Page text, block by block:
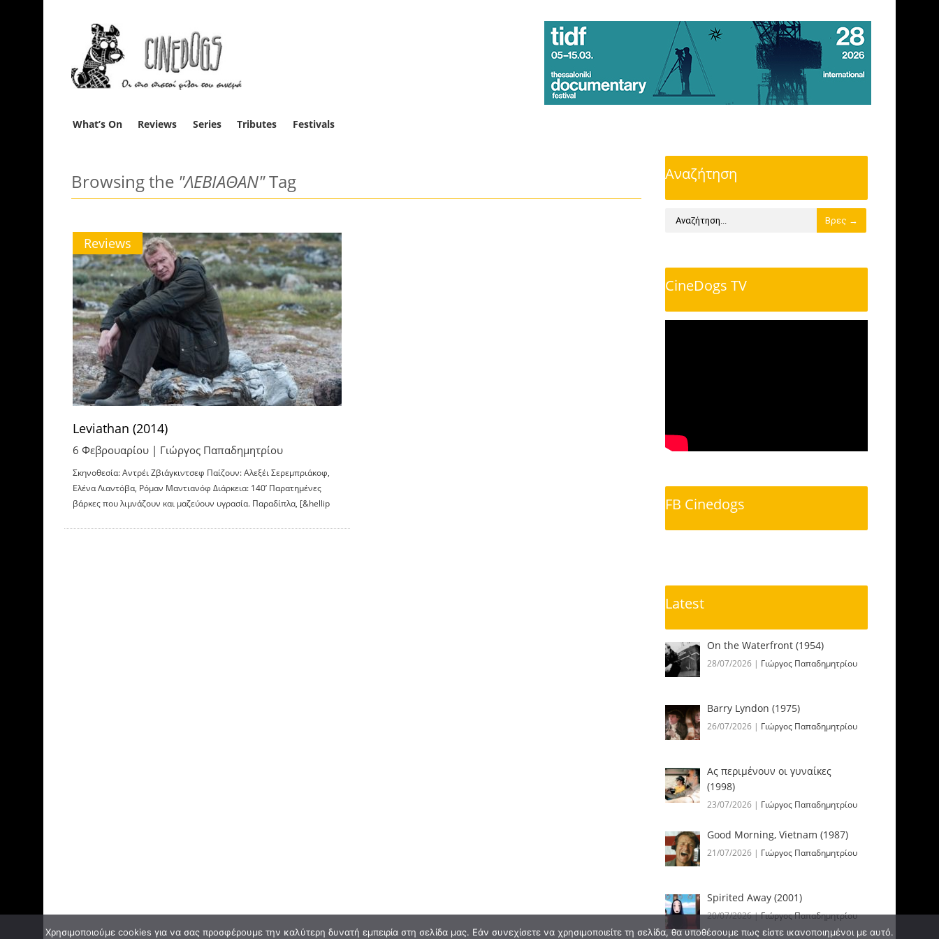
What’s On Reviews Series Tributes Festivals
Browsing the "ΛΕΒΙΑΘΑΝ"Tag
Reviews
Leviathan (2014)
6 Φεβρουαρίου | Γιώργος Παπαδημητρίου
Σκηνοθεσία: Αντρέι Ζβιάγκιντσεφ Παίζουν: Αλεξέι Σερεμπριάκοφ,
Ελένα Λιαντόβα, Ρόμαν Μαντιανόφ Διάρκεια: 140’ Παρατημένες
βάρκες που λιμνάζουν και μαζεύουν υγρασία. Παραδίπλα, [&hellip
Αναζήτηση
CineDogs TV
FB Cinedogs
Latest
On the Waterfront (1954)
28/07/2026 | Γιώργος Παπαδημητρίου
Barry Lyndon (1975)
26/07/2026 | Γιώργος Παπαδημητρίου
Ας περιμένουν οι γυναίκες
(1998)
23/07/2026 | Γιώργος Παπαδημητρίου
Good Morning, Vietnam (1987)
21/07/2026 | Γιώργος Παπαδημητρίου
Spirited Away (2001)
20/07/2026|Γιώργος Παπαδημητρίου
Χρησιμοποιούμε cookies για να σας προσφέρουμε την καλύτερη δυνατή εμπειρία στη σελίδα μας. Εάν συνεχίσετε να χρησιμοποιείτε τη σελίδα, θα υποθέσουμε πως είστε ικανοποιημένοι με αυτό.